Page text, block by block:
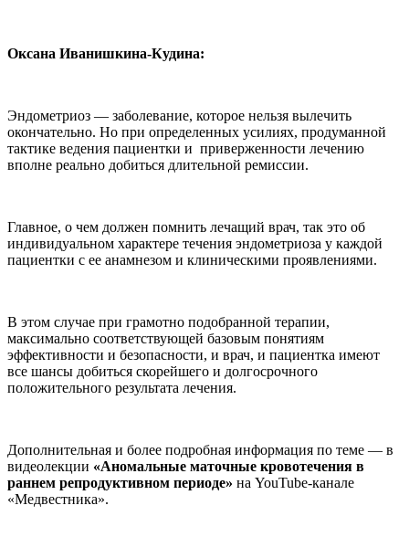
Оксана Иванишкина-Кудина:
Эндометриоз — заболевание, которое нельзя вылечить
окончательно. Но при определенных усилиях, продуманной
тактике ведения пациентки и приверженности лечению
вполне реально добиться длительной ремиссии.
Главное, о чем должен помнить лечащий врач, так это об
индивидуальном характере течения эндометриоза у каждой
пациентки с ее анамнезом и клиническими проявлениями.
В этом случае при грамотно подобранной терапии,
максимально соответствующей базовым понятиям
эффективности и безопасности, и врач, и пациентка имеют
все шансы добиться скорейшего и долгосрочного
положительного результата лечения.
Дополнительная и более подробная информация по теме — в
видеолекции «Аномальные маточные кровотечения в
раннем репродуктивном периоде» на YouTube-канале
«Медвестника».